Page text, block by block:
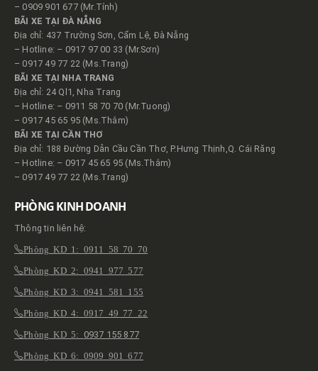
– 0909 901 677 (Mr.Tính)
BÃI XE TẠI ĐÀ NẴNG
Địa chỉ: 437 Trường Sơn, Cẩm Lệ, Đà Nẵng
– Hotline: – 0917 97 00 33 (Mr.Sơn)
– 0917 49 77 22 (Ms.Trang)
BÃI XE TẠI NHA TRANG
Địa chỉ: 24 Ql1, Nha Trang
– Hotline: – 0911 58 70 70 (Mr.Tuong)
– 0917 45 65 95 (Ms.Thắm)
BÃI XE TẠI CẦN THƠ
Địa chỉ: 188 Đường Dẫn Cầu Cần Thơ, P.Hưng Thịnh,Q. Cái Răng
– Hotline: – 0917 45 65 95 (Ms.Thắm)
– 0917 49 77 22 (Ms.Trang)
PHÒNG KINH DOANH
Thông tin liên hệ:
Phòng KD 1: 0911 58 70 70
Phòng KD 2: 0941 977 577
Phòng KD 3: 0941 581 155
Phòng KD 4: 0917 49 77 22
Phòng KD 5: 0937 155 877
Phòng KD 6: 0909 901 677